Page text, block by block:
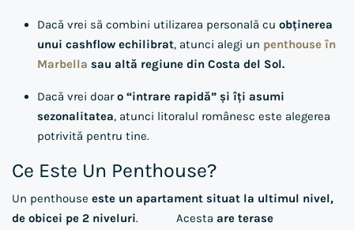
Dacă vrei să combini utilizarea personală cu obținerea
unui cashflow echilibrat, atunci alegi un penthouse în
Marbella sau altă regiune din Costa del Sol.
Dacă vrei doaro “intrare rapidă” și îți asumi
sezonalitatea, atunci litoralul românesc este alegerea
potrivită pentru tine.
Ce Este Un Penthouse?
Un penthouse este un apartament situat la ultimul nivel,
de obicei pe 2 niveluri. Acesta are terase